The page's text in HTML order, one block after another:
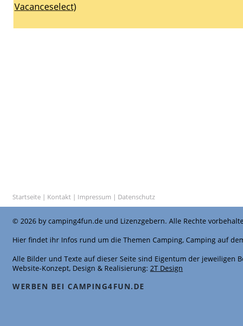
Startseite | Kontakt | Impressum | Datenschutz
© 2026 by camping4fun.de und Lizenzgebern. Alle Rechte
Hier findet ihr Infos rund um die Themen Camping, Camping auf
Alle Bilder und Texte auf dieser Seite sind Eigentum der
Website-Konzept, Design & Realisierung: 2T Design
WERBEN BEI CAMPING4FUN.DE